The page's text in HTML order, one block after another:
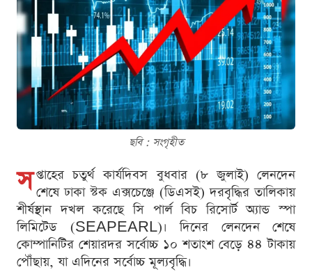
ছবি : সংগৃহীত
স প্তাহের চতুর্থ কার্যদিবস বুধবার (৮ জুলাই) লেনদেন
শেষে ঢাকা স্টক এক্সচেঞ্জে (ডিএসই) দরবৃদ্ধির তালিকায়
শীর্ষস্থান দখল করেছে সি পার্ল বিচ রিসোর্ট অ্যান্ড স্পা
লিমিটেড (SEAPEARL)। দিনের লেনদেন শেষে
কোম্পানিটির শেয়ারদর সর্বোচ্চ ১০ শতাংশ বেড়ে ৪৪ টাকায়
পৌঁছায়, যা এদিনের সর্বোচ্চ মূল্যবৃদ্ধি।